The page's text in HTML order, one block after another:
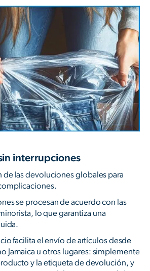
interrupciones
las devoluciones globales para
se procesan de acuerdo con las
lo que garantiza una
facilita el envío de artículos desde
Jamaica u otros lugares: simplemente
y la etiqueta de devolución, y